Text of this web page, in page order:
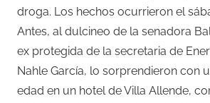
droga. Los hechos ocurrieron el
Antes, al dulcineo de la senadora
ex protegida de la secretaria de
Nahle García, lo sorprendieron con
edad en un hotel de Villa Allende,